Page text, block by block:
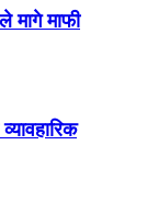
मागे माफी